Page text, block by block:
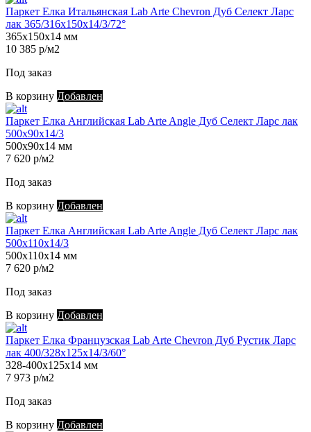
Паркет Елка Итальянская Lab Arte Chevron Дуб Селект Ларс
лак 365/316х150х14/3/72°
365х150х14 мм
10 385 р/м2
Под заказ
В корзину Добавлен
Паркет Елка Английская Lab Arte Angle Дуб Селект Ларс лак
500х90х14/3
500х90х14 мм
7 620 р/м2
Под заказ
В корзину Добавлен
Паркет Елка Английская Lab Arte Angle Дуб Селект Ларс лак
500х110х14/3
500х110х14 мм
7 620 р/м2
Под заказ
В корзину Добавлен
Паркет Елка Французская Lab Arte Chevron Дуб Рустик Ларс
лак 400/328х125х14/3/60°
328-400х125х14 мм
7 973 р/м2
Под заказ
В корзину Добавлен